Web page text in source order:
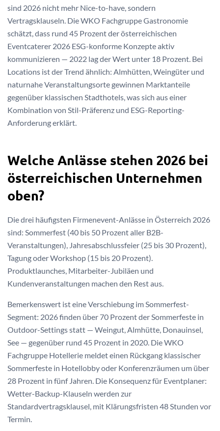
sind 2026 nicht mehr Nice-to-have, sondern
Vertragsklauseln. Die WKO Fachgruppe Gastronomie
schätzt, dass rund 45 Prozent der österreichischen
Eventcaterer 2026 ESG-konforme Konzepte aktiv
kommunizieren — 2022 lag der Wert unter 18 Prozent. Bei
Locations ist der Trend ähnlich: Almhütten, Weingüter und
naturnahe Veranstaltungsorte gewinnen Marktanteile
gegenüber klassischen Stadthotels, was sich aus einer
Kombination von Stil-Präferenz und ESG-Reporting-
Anforderung erklärt.
Welche Anlässe stehen 2026 bei
österreichischen Unternehmen
oben?
Die drei häufigsten Firmenevent-Anlässe in Österreich 2026
sind: Sommerfest (40 bis 50 Prozent aller B2B-
Veranstaltungen), Jahresabschlussfeier (25 bis 30 Prozent),
Tagung oder Workshop (15 bis 20 Prozent).
Produktlaunches, Mitarbeiter-Jubiläen und
Kundenveranstaltungen machen den Rest aus.
Bemerkenswert ist eine Verschiebung im Sommerfest-
Segment: 2026 finden über 70 Prozent der Sommerfeste in
Outdoor-Settings statt — Weingut, Almhütte, Donauinsel,
See — gegenüber rund 45 Prozent in 2020. Die WKO
Fachgruppe Hotellerie meldet einen Rückgang klassischer
Sommerfeste in Hotellobby oder Konferenzräumen um über
28 Prozent in fünf Jahren. Die Konsequenz für Eventplaner:
Wetter-Backup-Klauseln werden zur
Standardvertragsklausel, mit Klärungsfristen 48 Stunden vor
Termin.